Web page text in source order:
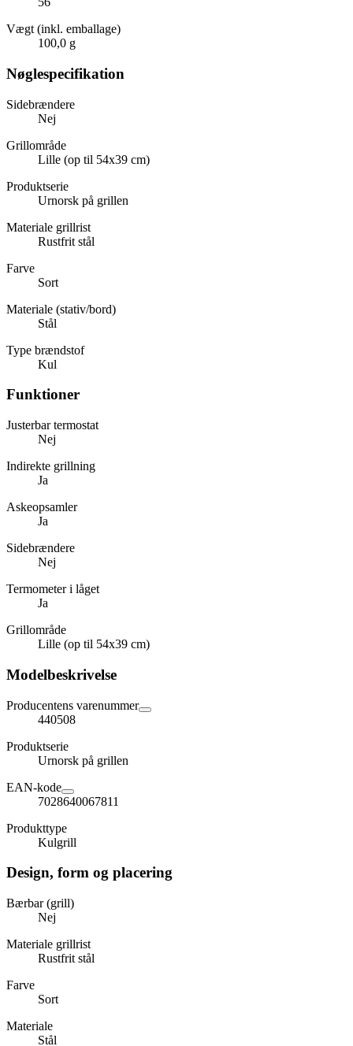
Vægt (inkl. emballage)
100,0 g
Nøglespecifikation
Sidebrændere
Nej
Grillområde
Lille (op til 54x39 cm)
Produktserie
Urnorsk på grillen
Materiale grillrist
Rustfrit stål
Farve
Sort
Materiale (stativ/bord)
Stål
Type brændstof
Kul
Funktioner
Justerbar termostat
Nej
Indirekte grillning
Ja
Askeopsamler
Ja
Sidebrændere
Nej
Termometer i låget
Ja
Grillområde
Lille (op til 54x39 cm)
Modelbeskrivelse
Producentens varenummer
440508
Produktserie
Urnorsk på grillen
EAN-kode
7028640067811
Produkttype
Kulgrill
Design, form og placering
Bærbar (grill)
Nej
Materiale grillrist
Rustfrit stål
Farve
Sort
Materiale
Stål